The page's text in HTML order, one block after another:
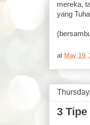
mereka,
yang
at May 19,
3 Tipe